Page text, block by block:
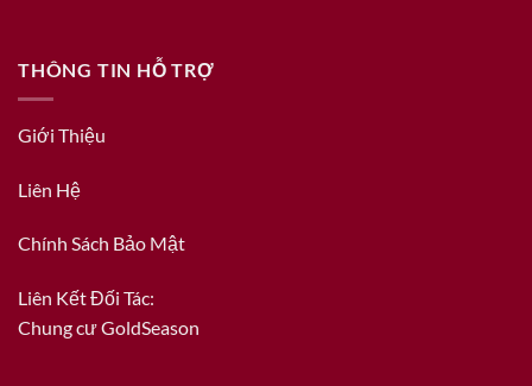
THÔNG TIN HỖ TRỢ
Giới Thiệu
Liên Hệ
Chính Sách Bảo Mật
Liên Kết Đối Tác:
Chung cư GoldSeason